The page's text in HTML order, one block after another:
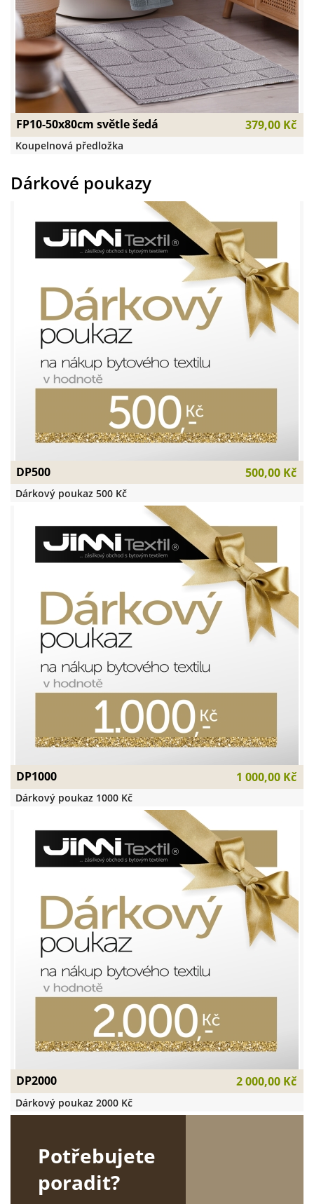
FP10-50x80cm světle šedá 379,00 Kč
Koupelnová předložka
DP500 500,00 Kč
Dárkový poukaz 500 Kč
DP1000 1 000,00 Kč
Dárkový poukaz 1000 Kč
DP2000 2 000,00 Kč
Dárkový poukaz 2000 Kč
Dárkové poukazy
Potřebujete
poradit?